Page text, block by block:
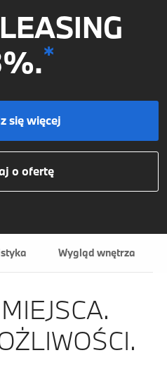
*
się więcej
o ofertę
Wygląd wnętrza